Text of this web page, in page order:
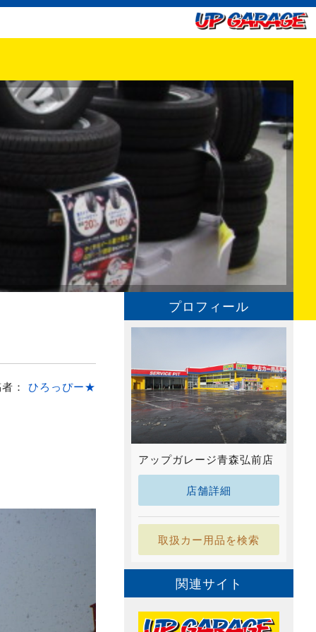
： ひろっぴー★
プロフィール
アップガレージ青森弘前店
店舗詳細
取扱カー用品を検索
関連サイト